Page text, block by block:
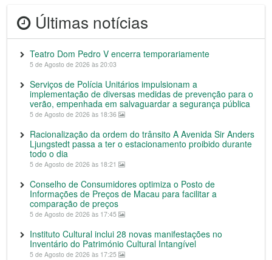
Últimas notícias
Teatro Dom Pedro V encerra temporariamente
5 de Agosto de 2026 às 20:03
Serviços de Polícia Unitários impulsionam a
implementação de diversas medidas de prevenção para o
verão, empenhada em salvaguardar a segurança pública
5 de Agosto de 2026 às 18:36
Racionalização da ordem do trânsito A Avenida Sir Anders
Ljungstedt passa a ter o estacionamento proibido durante
todo o dia
5 de Agosto de 2026 às 18:21
Conselho de Consumidores optimiza o Posto de
Informações de Preços de Macau para facilitar a
comparação de preços
5 de Agosto de 2026 às 17:45
Instituto Cultural inclui 28 novas manifestações no
Inventário do Património Cultural Intangível
5 de Agosto de 2026 às 17:25